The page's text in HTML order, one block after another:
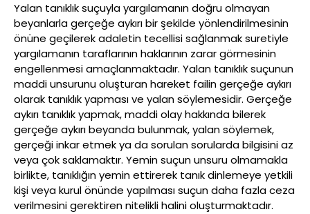
Yalan tanıklık suçuyla yargılamanın doğru olmayan
beyanlarla gerçeğe aykırı bir şekilde yönlendirilmesinin
önüne geçilerek adaletin tecellisi sağlanmak suretiyle
yargılamanın taraflarının haklarının zarar görmesinin
engellenmesi amaçlanmaktadır. Yalan tanıklık suçunun
maddi unsurunu oluşturan hareket failin gerçeğe aykırı
olarak tanıklık yapması ve yalan söylemesidir. Gerçeğe
aykırı tanıklık yapmak, maddi olay hakkında bilerek
gerçeğe aykırı beyanda bulunmak, yalan söylemek,
gerçeği inkar etmek ya da sorulan sorularda bilgisini az
veya çok saklamaktır. Yemin suçun unsuru olmamakla
birlikte, tanıklığın yemin ettirerek tanık dinlemeye yetkili
kişi veya kurul önünde yapılması suçun daha fazla ceza
verilmesini gerektiren nitelikli halini oluşturmaktadır.